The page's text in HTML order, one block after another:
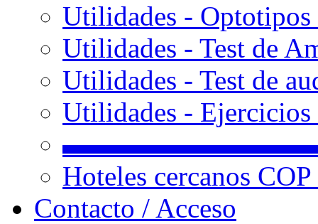
Utilidades -
Utilidades - Test de
Utilidades - Test de
Utilidades -
Hoteles cercanos
Contacto / Acceso